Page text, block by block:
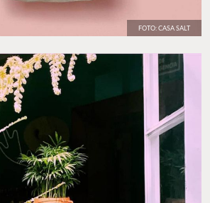
FOTO: CASA SALT